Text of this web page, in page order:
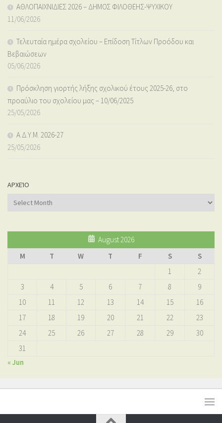
ΑΘΛΟΠΑΙΧΝΙΔΙΕΣ 2026 – ΔΗΜΟΣ ΦΙΛΟΘΕΗΣ-ΨΥΧΙΚΟΥ
11/06/2026
Τελευταία ημέρα σχολείου – Επίδοση Τίτλων Προόδου και
Βεβαιώσεων
05/06/2026
Πρόσκληση γιορτής λήξης σχολικού έτους 2025-26, στο
προαύλιο του σχολείου μας – 10/06/2025
25/05/2026
Α.Δ.Υ.Μ. 2026-27
25/05/2026
ΑΡΧΕΊΟ
Αρχείο
August 2026
M
T W T F S
S
1
2
3
4 5 6 7 8
9
10
11 12 13 14 15
16
17
18 19 20 21 22
23
24
25 26 27 28 29
30
31
« Jun